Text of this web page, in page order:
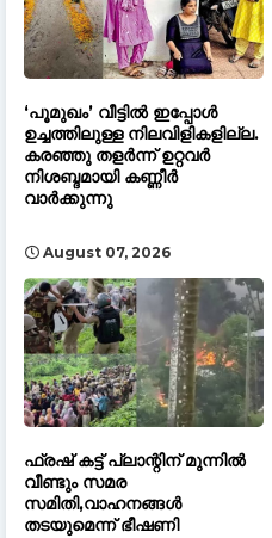
‘പൂമുഖം’ വീട്ടിൽ ഇപ്പോൾ
ഉച്ചത്തിലുള്ള നിലവിളികളില്ല.
കരഞ്ഞു തളർന്ന് ഉറ്റവർ
നിശബ്ദമായി കണ്ണീർ
വാർക്കുന്നു
August 07, 2026
ഫ്രഷ് കട്ട് പ്ലാന്റിന് മുന്നിൽ
വീണ്ടും സമര
സമിതി,വാഹനങ്ങൾ
തടയുമെന്ന് ഭീഷണി